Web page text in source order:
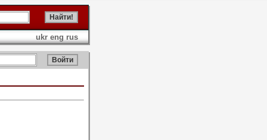
ukr eng rus